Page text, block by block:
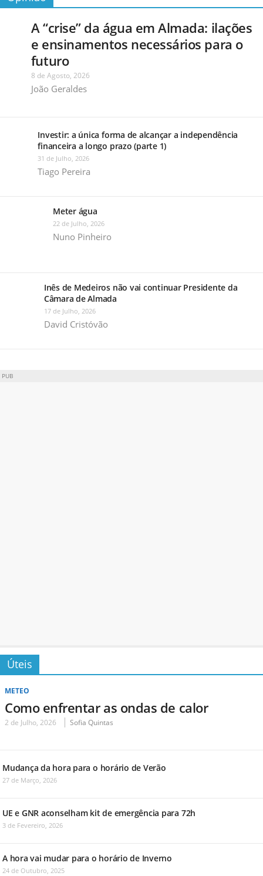
A “crise” da água em Almada: ilações
e ensinamentos necessários para o
futuro
8 de Agosto, 2026
João Geraldes
Investir: a única forma de alcançar a independência
financeira a longo prazo (parte 1)
31 de Julho, 2026
Tiago Pereira
Meter água
22 de Julho, 2026
Nuno Pinheiro
Inês de Medeiros não vai continuar Presidente da
Câmara de Almada
17 de Julho, 2026
David Cristóvão
PUB
Úteis
METEO
Como enfrentar as ondas de calor
2 de Julho, 2026 Sofia Quintas
Mudança da hora para o horário de Verão
27 de Março, 2026
UE e GNR aconselham kit de emergência para 72h
3 de Fevereiro, 2026
A hora vai mudar para o horário de Inverno
24 de Outubro, 2025